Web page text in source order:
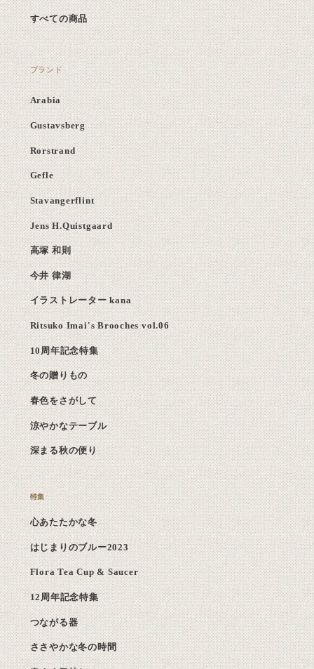
すべての商品
ブランド
Arabia
Gustavsberg
Rorstrand
Gefle
Stavangerflint
Jens H.Quistgaard
高塚 和則
今井 律湖
イラストレーター kana
Ritsuko Imai's Brooches vol.06
10周年記念特集
冬の贈りもの
春色をさがして
涼やかなテーブル
深まる秋の便り
心あたたかな冬
はじまりのブルー2023
Flora Tea Cup & Saucer
12周年記念特集
つながる器
ささやかな冬の時間